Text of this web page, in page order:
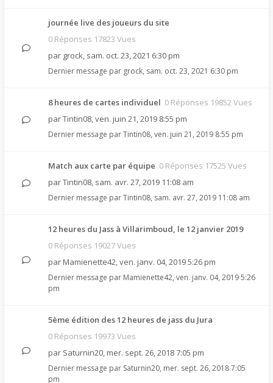
journée live des joueurs du site
0 Réponses 17823 Vues
par grock, sam. oct. 23, 2021 6:30 pm
Dernier message par grock, sam. oct. 23, 2021 6:30 pm
8 heures de cartes individuel 0 Réponses 19852 Vues
parTintin08,ven. juin 21, 2019 8:55 pm
Dernier message parTintin08, ven. juin 21, 2019 8:55 pm
Match aux carte par équipe 0 Réponses 17525 Vues
parTintin08, sam. avr. 27, 2019 11:08 am
Dernier message parTintin08, sam. avr. 27, 2019 11:08 am
12 heures du Jass à Villarimboud, le 12 janvier 2019
0 Réponses 19027 Vues
par Mamienette42,ven. janv. 04, 2019 5:26 pm
Dernier message par Mamienette42, ven. janv. 04, 2019 5:26
pm
5ème édition des 12 heures de jass du Jura
0 Réponses 19973 Vues
par Saturnin20, mer. sept. 26, 2018 7:05 pm
Dernier message par Saturnin20, mer. sept. 26, 2018 7:05
pm